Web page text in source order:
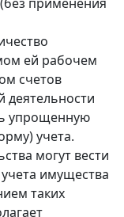
ей рабочем
счетов
деятельности
упрощенную
учета.
могут вести
имущества
таких